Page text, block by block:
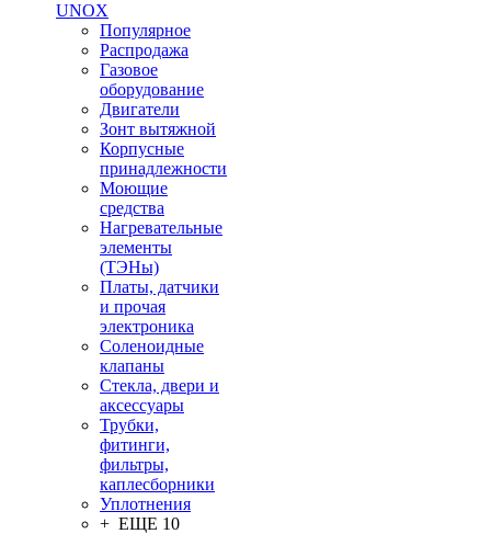
UNOX
Популярное
Распродажа
Газовое
оборудование
Двигатели
Зонт вытяжной
Корпусные
принадлежности
Моющие
средства
Нагревательные
элементы
(ТЭНы)
Платы, датчики
и прочая
электроника
Соленоидные
клапаны
Стекла, двери и
аксессуары
Трубки,
фитинги,
фильтры,
каплесборники
Уплотнения
+ ЕЩЕ 10